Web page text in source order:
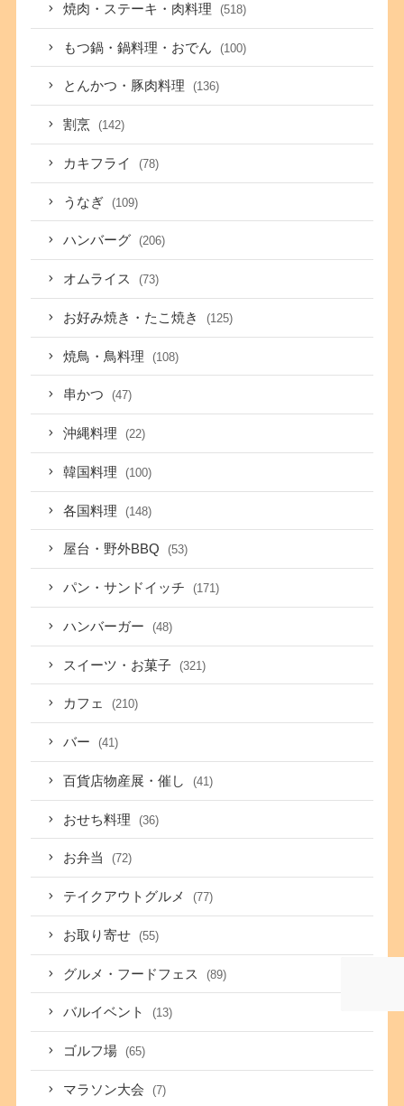
焼肉・ステーキ・肉料理 (518)
もつ鍋・鍋料理・おでん (100)
とんかつ・豚肉料理 (136)
割烹 (142)
カキフライ (78)
うなぎ (109)
ハンバーグ (206)
オムライス (73)
お好み焼き・たこ焼き (125)
焼鳥・鳥料理 (108)
串かつ (47)
沖縄料理 (22)
韓国料理 (100)
各国料理 (148)
屋台・野外BBQ (53)
パン・サンドイッチ (171)
ハンバーガー (48)
スイーツ・お菓子 (321)
カフェ (210)
バー (41)
百貨店物産展・催し (41)
おせち料理 (36)
お弁当 (72)
テイクアウトグルメ (77)
お取り寄せ (55)
グルメ・フードフェス (89)
バルイベント (13)
ゴルフ場 (65)
マラソン大会 (7)